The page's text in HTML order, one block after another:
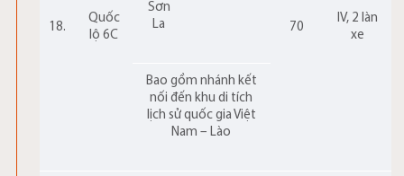
18.
Quốc
lộ 6C
Sơn
La
70
IV, 2 làn
xe
Bao gồm nhánh kết
nối đến khu di tích
lịch sử quốc gia Việt
Nam – Lào